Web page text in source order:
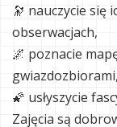
🔭 nauczycie się
obserwacjach,
🌌 poznacie
gwiazdozbiorami,
🌠 usłyszycie
Zajęcia są